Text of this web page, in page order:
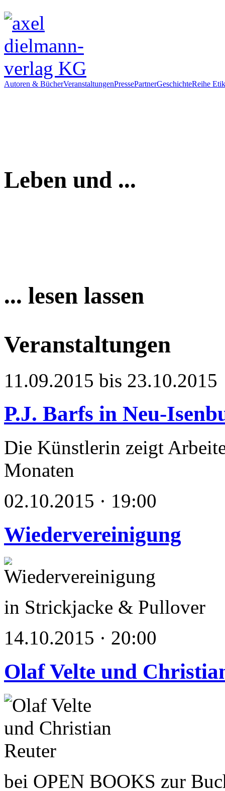
Autoren & BücherVeranstaltungenPressePartnerGeschichteReihe
Leben und ...
... lesen lassen
Veranstaltungen
11.09.2015 bis 23.10.2015
P.J. Barfs in Neu-
Die Künstlerin zeigt
Monaten
02.10.2015 · 19:00
Wiedervereinigung
in Strickjacke & Pullover
14.10.2015 · 20:00
Olaf Velte und
bei OPEN BOOKS zur